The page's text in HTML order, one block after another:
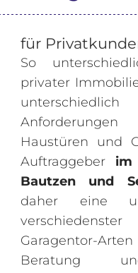
für
So
privater
Anforderungen
Haustüren und
Auftraggeber im
Bautzen und
daher eine
Garagentor-
Beratung